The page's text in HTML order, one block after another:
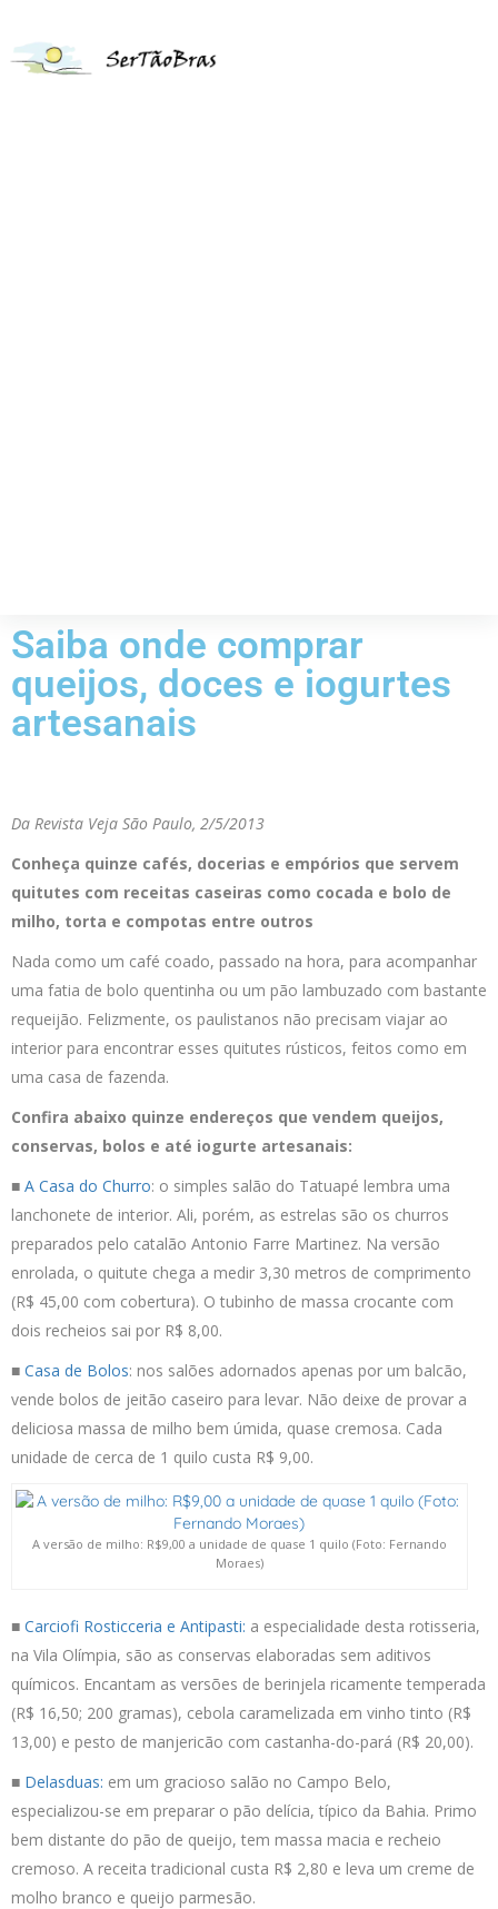
Saiba onde comprar
queijos, doces e iogurtes
artesanais
Da Revista Veja São Paulo, 2/5/2013
Conheça quinze cafés, docerias e empórios que servem
quitutes com receitas caseiras como cocada e bolo de
milho, torta e compotas entre outros
Nada como um café coado, passado na hora, para acompanhar
uma fatia de bolo quentinha ou um pão lambuzado com bastante
requeijão. Felizmente, os paulistanos não precisam viajar ao
interior para encontrar esses quitutes rústicos, feitos como em
uma casa de fazenda.
Confira abaixo quinze endereços que vendem queijos,
conservas, bolos e até iogurte artesanais:
■ A Casa do Churro: o simples salão do Tatuapé lembra uma
lanchonete de interior. Ali, porém, as estrelas são os churros
preparados pelo catalão Antonio Farre Martinez. Na versão
enrolada, o quitute chega a medir 3,30 metros de comprimento
(R$ 45,00 com cobertura). O tubinho de massa crocante com
dois recheios sai por R$ 8,00.
■ Casa de Bolos: nos salões adornados apenas por um balcão,
vende bolos de jeitão caseiro para levar. Não deixe de provar a
deliciosa massa de milho bem úmida, quase cremosa. Cada
unidade de cerca de 1 quilo custa R$ 9,00.
A versão de milho: R$9,00 a unidade de quase 1 quilo (Foto: Fernando
Moraes)
■ Carciofi Rosticceria e Antipasti: a especialidade desta rotisseria,
na Vila Olímpia, são as conservas elaboradas sem aditivos
químicos. Encantam as versões de berinjela ricamente temperada
(R$ 16,50; 200 gramas), cebola caramelizada em vinho tinto (R$
13,00) e pesto de manjericão com castanha-do-pará (R$ 20,00).
■ Delasduas: em um gracioso salão no Campo Belo,
especializou-se em preparar o pão delícia, típico da Bahia. Primo
bem distante do pão de queijo, tem massa macia e recheio
cremoso. A receita tradicional custa R$ 2,80 e leva um creme de
molho branco e queijo parmesão.